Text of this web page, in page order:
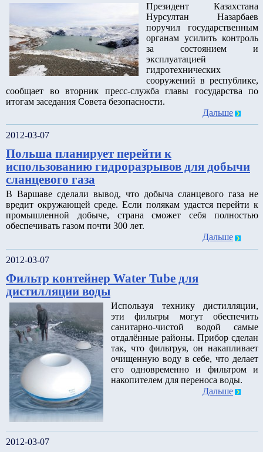
Президент Казахстана
Нурсултан Назарбаев
поручил государственным
органам усилить контроль
за состоянием и
эксплуатацией
гидротехнических
сооружений в республике,
сообщает во вторник пресс-служба главы государства по
итогам заседания Совета безопасности.
Дальше
2012-03-07
Польша планирует перейти к
использованию гидроразрывов для добычи
сланцевого газа
В Варшаве сделали вывод, что добыча сланцевого газа не
вредит окружающей среде. Если полякам удастся перейти к
промышленной добыче, страна сможет себя полностью
обеспечивать газом почти 300 лет.
Дальше
2012-03-07
Фильтр контейнер Water Tube для
дистилляции воды
Используя технику дистилляции,
эти фильтры могут обеспечить
санитарно-чистой водой самые
отдалённые районы. Прибор сделан
так, что фильтруя, он накапливает
очищенную воду в себе, что делает
его одновременно и фильтром и
накопителем для переноса воды.
Дальше
2012-03-07